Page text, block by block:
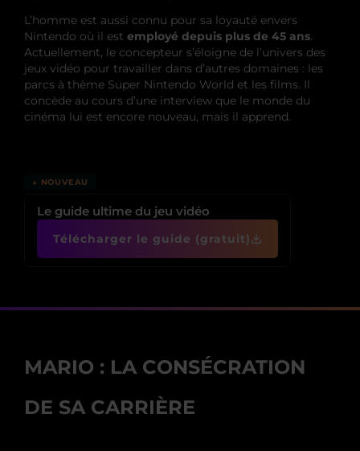
L’homme est aussi connu pour sa loyauté envers
Nintendo où il est employé depuis plus de 45 ans.
Actuellement, le concepteur s’éloigne de l’univers des
jeux vidéo pour travailler dans d’autres domaines : les
parcs à thème Super Nintendo World et les films. Il
concède au cours d’une interview que le monde du
cinéma lui est encore nouveau, mais il apprend.
↓ NOUVEAU
Le guide ultime du jeu vidéo
Télécharger le guide (gratuit)
MARIO : LA CONSÉCRATION
DE SA CARRIÈRE